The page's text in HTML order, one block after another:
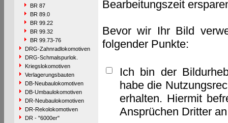
BR 87
BR 89.0
BR 99.22
BR 99.32
BR 99.73-76
DRG-Zahnradlokomotiven
DRG-Schmalspurlok.
Kriegslokomotiven
Verlagerungsbauten
DB-Neubaulokomotiven
DB-Umbaulokomotiven
DR-Neubaulokomotiven
DR-Rekolokomotiven
DR - "6000er"
Bearbeitungszeit
Bevor wir Ihr Bild
folgender Punkte:
Ich bin der
habe die
erhalten. Hiermit
Ansprüchen Dritter